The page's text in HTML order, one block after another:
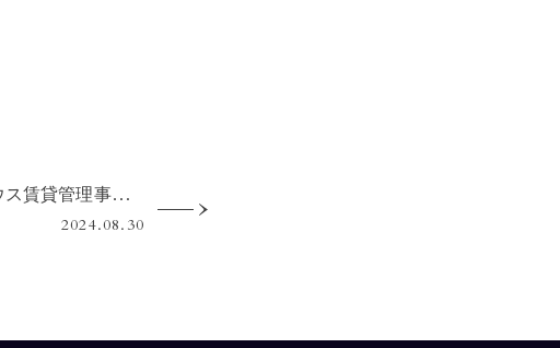
シマダハウス賃貸管理事業部のウェブサイトをリニューアルしました
2024.08.30